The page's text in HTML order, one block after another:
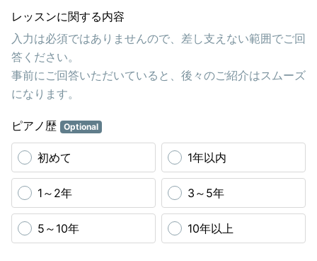
レッスンに関する内容
入力は必須ではありませんので、差し支えない範囲でご回
答ください。
事前にご回答いただいていると、後々のご紹介はスムーズ
になります。
ピアノ歴 Optional
初めて 1年以内
1～2年 3～5年
5～10年 10年以上